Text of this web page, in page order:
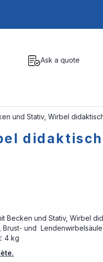
Ask a quote
und Stativ, Wirbel
Becken und Stativ, Wirbel
Brust- und
4 kg